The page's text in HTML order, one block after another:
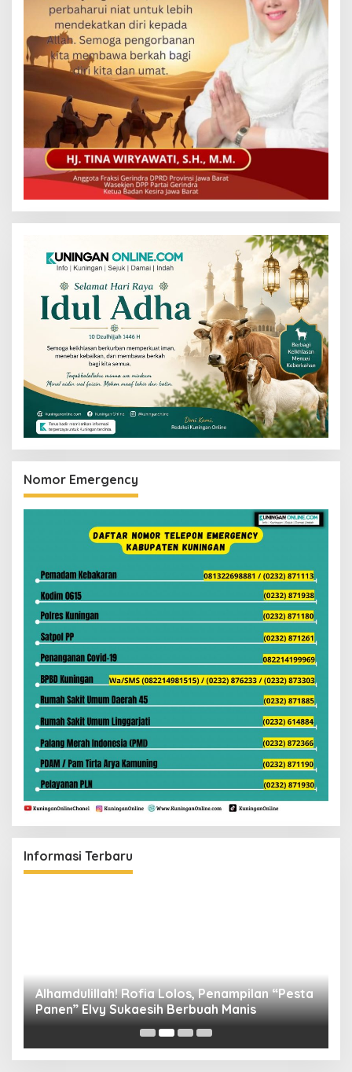
Nomor Emergency
Informasi Terbaru
Alhamdulillah! Rofia Lolos, Penampilan “Pesta
Panen” Elvy Sukaesih Berbuah Manis